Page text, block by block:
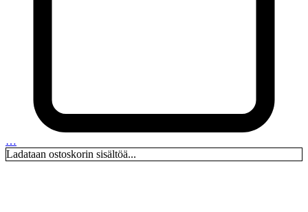
…
Ladataan ostoskorin sisältöä...